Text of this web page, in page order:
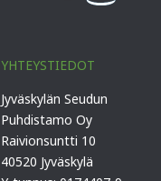
YHTEYSTIEDOT
Jyväskylän Seudun
Puhdistamo Oy
Raivionsuntti 10
40520 Jyväskylä